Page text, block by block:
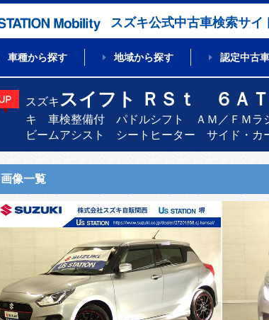
スズキ公式中古車検索サイ
車種から探す 地域から探す 認定中古
スズキスイフト ＲＳｔ ６Ａ
キ 車検整備付 パドルシフト ＡＭ／ＦＭラ
ビームアシスト シートヒーター サイド・カ
画像一覧